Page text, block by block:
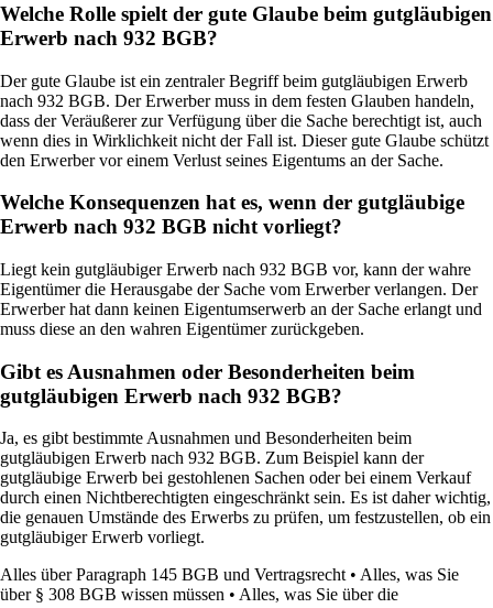
Welche Rolle spielt der gute Glaube beim gutgläubigen
Erwerb nach 932 BGB?
Der gute Glaube ist ein zentraler Begriff beim gutgläubigen Erwerb
nach 932 BGB. Der Erwerber muss in dem festen Glauben handeln,
dass der Veräußerer zur Verfügung über die Sache berechtigt ist, auch
wenn dies in Wirklichkeit nicht der Fall ist. Dieser gute Glaube schützt
den Erwerber vor einem Verlust seines Eigentums an der Sache.
Welche Konsequenzen hat es, wenn der gutgläubige
Erwerb nach 932 BGB nicht vorliegt?
Liegt kein gutgläubiger Erwerb nach 932 BGB vor, kann der wahre
Eigentümer die Herausgabe der Sache vom Erwerber verlangen. Der
Erwerber hat dann keinen Eigentumserwerb an der Sache erlangt und
muss diese an den wahren Eigentümer zurückgeben.
Gibt es Ausnahmen oder Besonderheiten beim
gutgläubigen Erwerb nach 932 BGB?
Ja, es gibt bestimmte Ausnahmen und Besonderheiten beim
gutgläubigen Erwerb nach 932 BGB. Zum Beispiel kann der
gutgläubige Erwerb bei gestohlenen Sachen oder bei einem Verkauf
durch einen Nichtberechtigten eingeschränkt sein. Es ist daher wichtig,
die genauen Umstände des Erwerbs zu prüfen, um festzustellen, ob ein
gutgläubiger Erwerb vorliegt.
Alles über Paragraph 145 BGB und Vertragsrecht • Alles, was Sie
über § 308 BGB wissen müssen • Alles, was Sie über die